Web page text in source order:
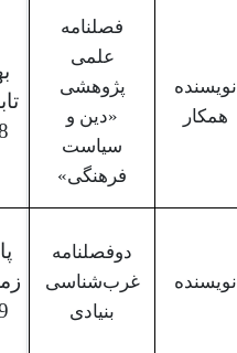
نویسنده
همکار
فصلنامه
علمی
پژوهشی
«دین و
سیاست
فرهنگی»
نویسنده
دوفصلنامه
غرب‌شناسی
بنیادی